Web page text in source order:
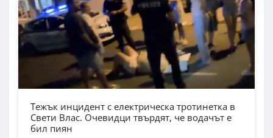
Тежък инцидент с електрическа тротинетка в
Свети Влас. Очевидци твърдят, че водачът е
бил пиян